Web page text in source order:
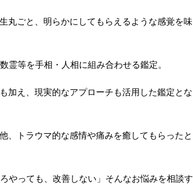
丸ごと、明らかにしてもらえるような感覚を味
霊等を手相・人相に組み合わせる鑑定。
加え、現実的なアプローチも活用した鑑定とな
、トラウマ的な感情や痛みを癒してもらったと
やっても、改善しない」そんなお悩みを相談す